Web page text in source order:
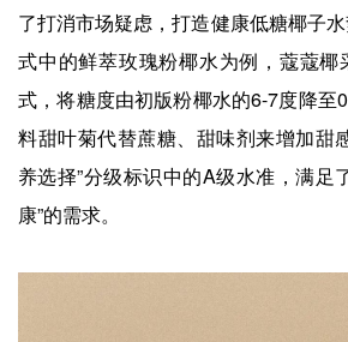
了打消市场疑虑，打造健康低糖椰子
式中的鲜萃玫瑰粉椰水为例，蔻蔻椰
式，将糖度由初版粉椰水的6-7度降至
料甜叶菊代替蔗糖、甜味剂来增加甜
养选择”分级标识中的A级水准，满足
康”的需求。